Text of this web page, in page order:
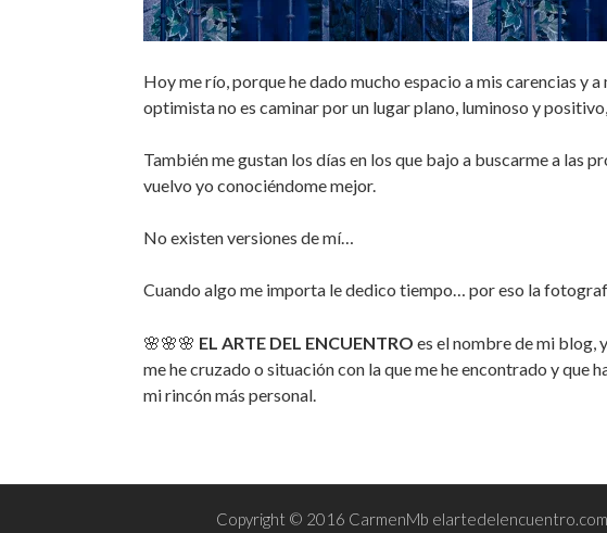
Hoy me río, porque he dado mucho espacio a mis carencias y
optimista no es caminar por un lugar plano, luminoso y
También me gustan los días en los que bajo a buscarme a las
vuelvo yo conociéndome mejor.⁣
No existen versiones de mí…⁣⁣
Cuando algo me importa le dedico tiempo… por eso la
🌸🌸🌸 EL ARTE DEL ENCUENTRO es el nombre de mi blog,
me he cruzado o situación con la que me he encontrado y que
mi rincón más personal.
Copyright © 2016 CarmenMb